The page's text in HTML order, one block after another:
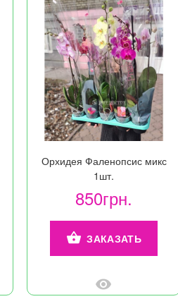
Орхидея Фаленопсис микс
1шт.
850грн.
ЗАКАЗАТЬ